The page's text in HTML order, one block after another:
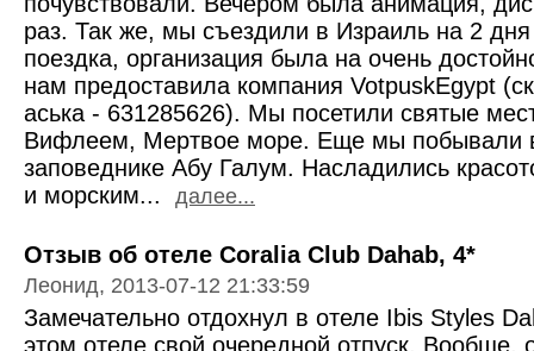
раз. Так же, мы съездили в Израиль на 2
поездка, организация была на очень
нам предоставила компания VotpuskEgypt
аська - 631285626). Мы посетили святые
Вифлеем, Мертвое море. Еще мы побывали
заповеднике Абу Галум. Насладились
и морским... далее...
Отзыв об отеле Coralia Club Dahab, 4*
Леонид, 2013-07-12 21:33:59
Замечательно отдохнул в отеле Ibis Styles
этом отеле свой очередной отпуск. Вообще,